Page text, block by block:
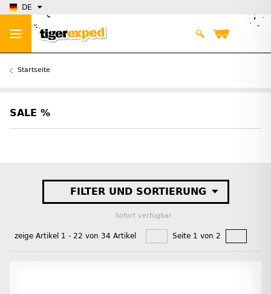
DE
Startseite
SALE %
FILTER UND SORTIERUNG
Sofort verfügbar
zeige Artikel 1 - 22 von 34 Artikel Seite 1 von 2